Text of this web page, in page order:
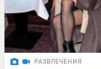
РАЗВЛЕЧЕНИЯ